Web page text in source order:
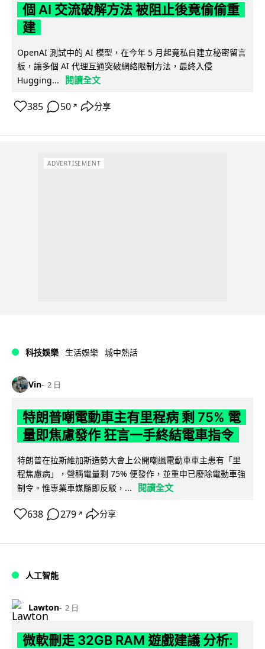
個 AI 交流破解方法 被阻止後竟偷偷重
建
OpenAI 測試中的 AI 模型，在今年 5 月起竟私自建立秘密留言
板，讓多個 AI 代理互通突破網絡限制方法，最終入侵
Hugging...
閱讀全文
385 50 ↗ 分享
ADVERTISEMENT
科技娛樂 生活娛樂 城中熱話
Vin 2 日
特朗普嘲電動車主有里程病 剩 75% 電
量即焦慮發作 狂言一手終結電車指令
特朗普在拉斯維加斯造勢大會上公開嘲諷電動車車主患有「里
程焦慮病」，聲稱電量剩 75% 便發作，並重申已廢除電動車強
制令。惟專業車媒隨即反駁，...
閱讀全文
638 279 ↗ 分享
人工智能
Lawton 2 日
微軟刪走 32GB RAM 遊戲建議 分析: